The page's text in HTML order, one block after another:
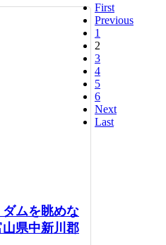
ムを眺めな
県中新川郡
First
Previous
1
2
3
4
5
6
Next
Last